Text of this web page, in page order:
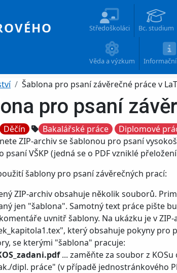
Main navigation
Středoškoláci Bc. studium
Věda a výzkum
Šablona pro psaní závěrečné práce v
pro psaní
Děčín TagsBakalářské práce
Diplomové
ZIP-archiv se šablonou pro psaní
psaní VŠKP (jedná se o PDF vzniklé
šablony pro psaní závěrečných prací:
ZIP-archiv obsahuje několik souborů.
jen "šablona". Samotný text práce pište
uvnitř šablony. Na ukázku je v
který obsahuje pokyny pro
se kterými "šablona" pracuje:
... zaměňte za soubor z
dipl. práce" (v případě jednostránkového